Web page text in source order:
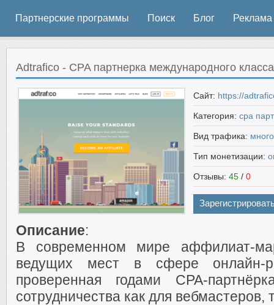
Партнерские программы Поиск Блог Реклама
Adtrafico - CPA партнерка международного
Сайт: https://
Категория: cpa
Вид трафика:
Тип монетизации:
Отзывы: 45 / 0
Описание:
В современном мире аффилиат-
ведущих мест в сфере онлайн-
проверенная годами CPA-
сотрудничества как для вебмастеров,